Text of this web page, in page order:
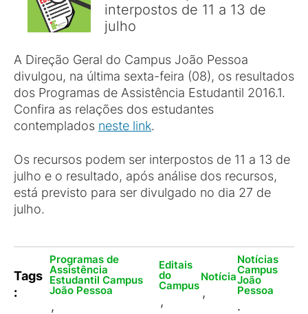
interpostos de 11 a 13 de
julho
A Direção Geral do Campus João Pessoa
divulgou, na última sexta-feira (08), os resultados
dos Programas de Assistência Estudantil 2016.1.
Confira as relações dos estudantes
contemplados neste link.
Os recursos podem ser interpostos de 11 a 13 de
julho e o resultado, após análise dos recursos,
está previsto para ser divulgado no dia 27 de
julho.
Tags
:
Programas de
Assistência
Estudantil Campus
João Pessoa
,
Editais
do
Campus
,
Notícia
,
Notícias
Campus
João
Pessoa
.